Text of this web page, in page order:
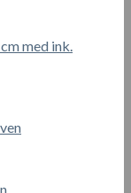
med ink.